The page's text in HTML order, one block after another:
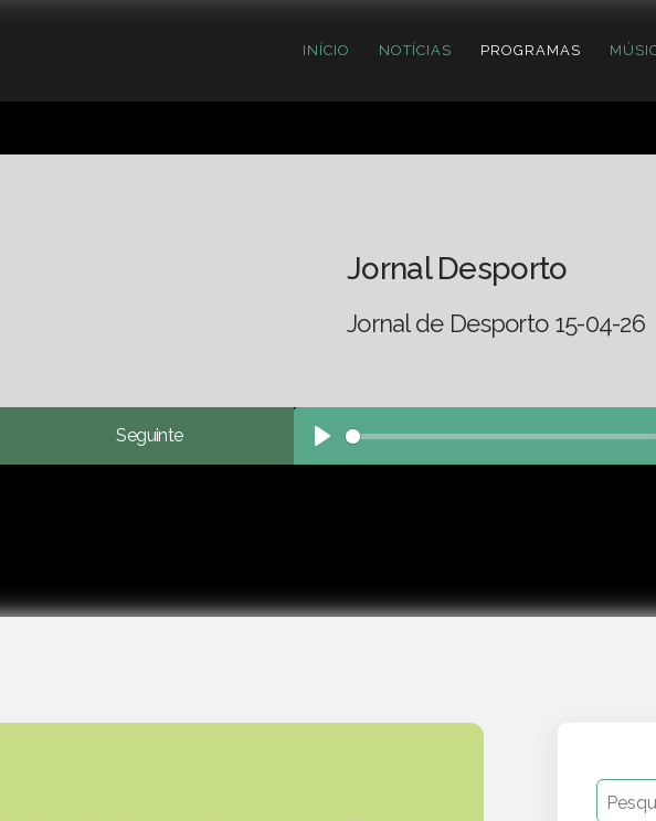
INÍCIO NOTÍCIAS PROGRAMAS
Jornal Desporto
Jornal de Desporto 15-04-26
Seguinte
Play